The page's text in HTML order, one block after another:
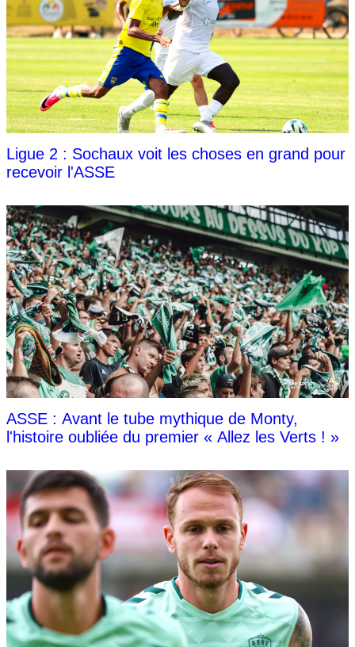
Ligue 2 : Sochaux voit les choses en grand pour
recevoir l'ASSE
ASSE : Avant le tube mythique de Monty,
l'histoire oubliée du premier « Allez les Verts ! »